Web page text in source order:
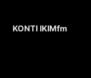
KONTI IKIMfm